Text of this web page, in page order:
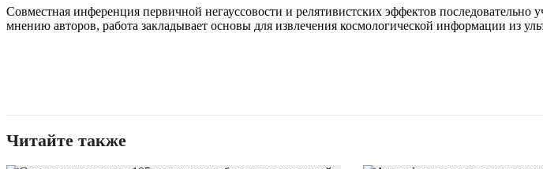
Совместная инференция первичной негауссовости и релятивистских эффектов
мнению авторов, работа закладывает основы для извлечения космологической информации из
Читайте также